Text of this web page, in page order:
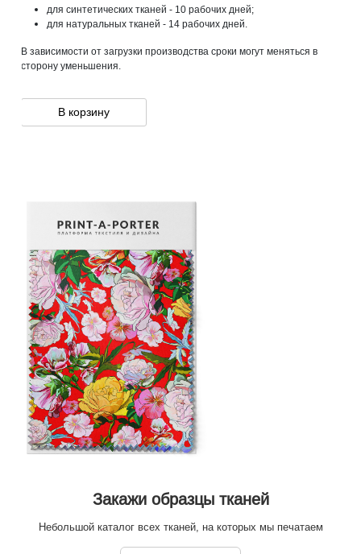
для синтетических тканей - 10 рабочих дней;
для натуральных тканей - 14 рабочих дней.
В зависимости от загрузки производства сроки могут меняться в
сторону уменьшения.
В корзину
Закажи образцы тканей
Небольшой каталог всех тканей, на которых мы печатаем